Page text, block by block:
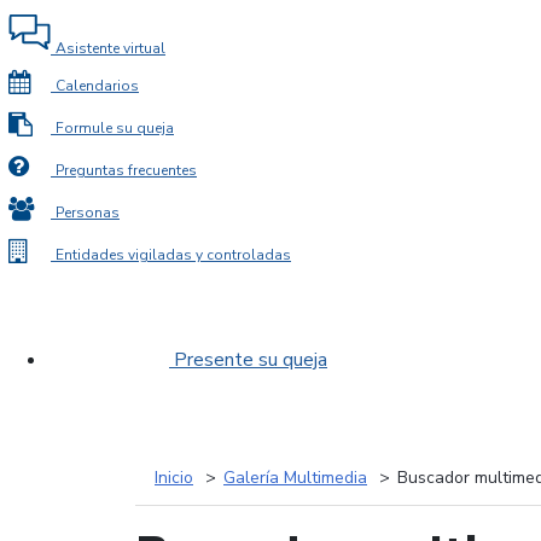
Asistente virtual
Calendarios
Formule su queja
Preguntas frecuentes
Personas
Entidades vigiladas y controladas
Presente su queja
Inicio Galería Multimedia Buscador